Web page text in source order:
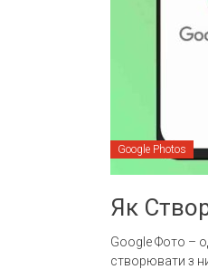
Google Photos
Як
Google Фото –
створювати з